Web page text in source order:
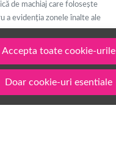
Accepta toate cookie-urile
Doar cookie-uri esentiale
de machiaj care folosește
a evidenția zonele înalte ale
1001COSMETICE